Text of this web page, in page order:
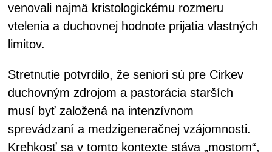
venovali najmä kristologickému rozmeru
vtelenia a duchovnej hodnote prijatia vlastných
limitov.
Stretnutie potvrdilo, že seniori sú pre Cirkev
duchovným zdrojom a pastorácia starších
musí byť založená na intenzívnom
sprevádzaní a medzigeneračnej vzájomnosti.
Krehkosť sa v tomto kontexte stáva „mostom“,